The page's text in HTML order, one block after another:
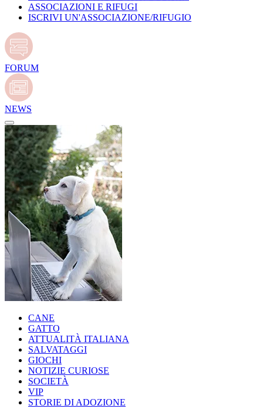
ASSOCIAZIONI E RIFUGI
ISCRIVI UN'ASSOCIAZIONE/RIFUGIO
FORUM
NEWS
CANE
GATTO
ATTUALITÀ ITALIANA
SALVATAGGI
GIOCHI
NOTIZIE CURIOSE
SOCIETÀ
VIP
STORIE DI ADOZIONE